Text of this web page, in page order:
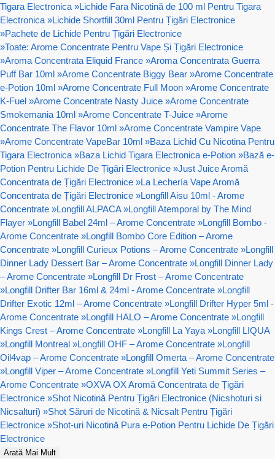
Tigara Electronica »Lichide Fara Nicotină de 100 ml Pentru Tigara
Electronica »Lichide Shortfill 30ml Pentru Țigări Electronice
»Pachete de Lichide Pentru Țigări Electronice
»Toate: Arome Concentrate Pentru Vape Și Țigări Electronice
»Aroma Concentrata Eliquid France »Aroma Concentrata Guerra
Puff Bar 10ml »Arome Concentrate Biggy Bear »Arome Concentrate
e-Potion 10ml »Arome Concentrate Full Moon »Arome Concentrate
K-Fuel »Arome Concentrate Nasty Juice »Arome Concentrate
Smokemania 10ml »Arome Concentrate T-Juice »Arome
Concentrate The Flavor 10ml »Arome Concentrate Vampire Vape
»Arome Concentrate VapeBar 10ml »Baza Lichid Cu Nicotina Pentru
Tigara Electronica »Baza Lichid Tigara Electronica e-Potion »Bază e-
Potion Pentru Lichide De Țigări Electronice »Just Juice Aromă
Concentrata de Țigări Electronice »La Lechería Vape Aromă
Concentrata de Țigări Electronice »Longfill Aisu 10ml - Arome
Concentrate »Longfill ALPACA »Longfill Atemporal by The Mind
Flayer »Longfill Babel 24ml – Arome Concentrate »Longfill Bombo -
Arome Concentrate »Longfill Bombo Core Edition – Arome
Concentrate »Longfill Curieux Potions – Arome Concentrate »Longfill
Dinner Lady Dessert Bar – Arome Concentrate »Longfill Dinner Lady
– Arome Concentrate »Longfill Dr Frost – Arome Concentrate
»Longfill Drifter Bar 16ml & 24ml - Arome Concentrate »Longfill
Drifter Exotic 12ml – Arome Concentrate »Longfill Drifter Hyper 5ml -
Arome Concentrate »Longfill HALO – Arome Concentrate »Longfill
Kings Crest – Arome Concentrate »Longfill La Yaya »Longfill LIQUA
»Longfill Montreal »Longfill OHF – Arome Concentrate »Longfill
Oil4vap – Arome Concentrate »Longfill Omerta – Arome Concentrate
»Longfill Viper – Arome Concentrate »Longfill Yeti Summit Series –
Arome Concentrate »OXVA OX Aromă Concentrata de Țigări
Electronice »Shot Nicotină Pentru Țigări Electronice (Nicshoturi si
Nicsalturi) »Shot Săruri de Nicotină & Nicsalt Pentru Țigări
Electronice »Shot-uri Nicotină Pura e-Potion Pentru Lichide De Țigări
Electronice
Arată Mai Mult